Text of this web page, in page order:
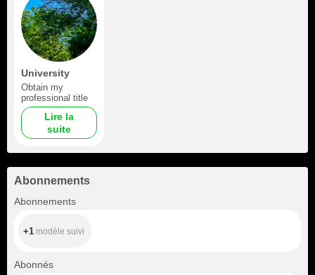
University
Obtain my
professional title
Lire la
suite
Abonnements
Abonnements
+1 modèle suivi
Abonnés